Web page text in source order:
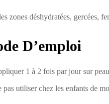
zones déshydratées, gercées,
D’emploi
1 à 2 fois par jour sur
pas utiliser chez les enfants de